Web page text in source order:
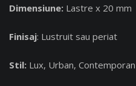
Dimensiune: Lastre x 20 mm
Finisaj: Lustruit sau periat
Stil: Lux, Urban, Contemporan